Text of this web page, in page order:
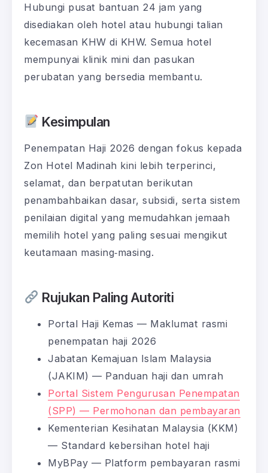
Hubungi pusat bantuan 24 jam yang
disediakan oleh hotel atau hubungi talian
kecemasan KHW di KHW. Semua hotel
mempunyai klinik mini dan pasukan
perubatan yang bersedia membantu.
Kesimpulan
Penempatan Haji 2026 dengan fokus kepada
Zon Hotel Madinah kini lebih terperinci,
selamat, dan berpatutan berikutan
penambahbaikan dasar, subsidi, serta sistem
penilaian digital yang memudahkan jemaah
memilih hotel yang paling sesuai mengikut
keutamaan masing‑masing.
Rujukan Paling Autoriti
Portal Haji Kemas — Maklumat rasmi
penempatan haji 2026
Jabatan Kemajuan Islam Malaysia
(JAKIM) — Panduan haji dan umrah
Portal Sistem Pengurusan Penempatan
(SPP) — Permohonan dan pembayaran
Kementerian Kesihatan Malaysia (KKM)
— Standard kebersihan hotel haji
MyBPay — Platform pembayaran rasmi